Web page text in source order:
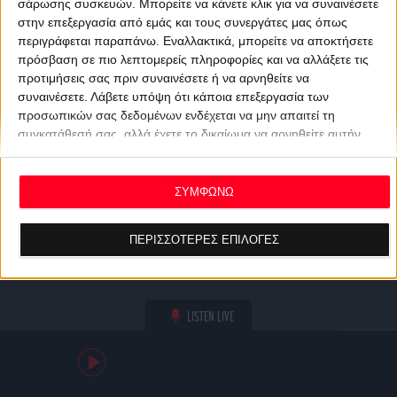
σάρωσης συσκευών. Μπορείτε να κάνετε κλικ για να συναινέσετε
στην επεξεργασία από εμάς και τους συνεργάτες μας όπως
περιγράφεται παραπάνω. Εναλλακτικά, μπορείτε να αποκτήσετε
πρόσβαση σε πιο λεπτομερείς πληροφορίες και να αλλάξετε τις
προτιμήσεις σας πριν συναινέσετε ή να αρνηθείτε να
συναινέσετε. Λάβετε υπόψη ότι κάποια επεξεργασία των
προσωπικών σας δεδομένων ενδέχεται να μην απαιτεί τη
συγκατάθεσή σας, αλλά έχετε το δικαίωμα να αρνηθείτε αυτήν
ανακαλέσετε τη συγκατάθεσή σας ανά πάσα στιγμή
επιστρέφοντας σε αυτόν τον ιστότοπο και κάνοντας κλικ στο
κουμπί "Απορρήτου" στο κάτω μέρος της ιστοσελίδας.
ΠΕΡΙΣΣΟΤΕΡΕΣ ΕΠΙΛΟΓΕΣ
ΣΥΜΦΩΝΩ
LISTEN LIVE